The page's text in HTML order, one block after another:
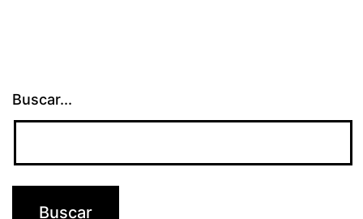
Buscar...